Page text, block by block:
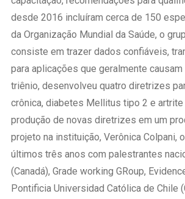
desde 2016 incluíram cerca de 150
da Organização Mundial da Saúde, o
consiste em trazer dados confiáveis,
para aplicações que geralmente
triênio, desenvolveu quatro diretrizes
crônica, diabetes Mellitus tipo 2 e
produção de novas diretrizes em um
projeto na instituição, Verônica Colpani,
últimos três anos com palestrantes
(Canadá), Grade working GRoup,
Pontificia Universidad Católica de Chile